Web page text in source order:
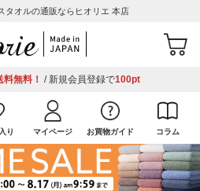
タオルの通販ならヒオリエ 本店
料無料！ / 新規会員登録で100pt
り マイページ お買物ガイド コラム